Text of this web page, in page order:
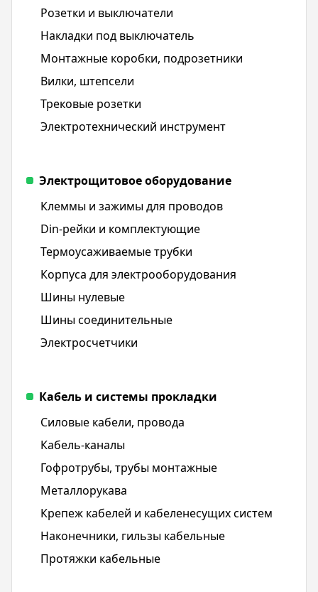
Розетки и выключатели
Накладки под выключатель
Монтажные коробки, подрозетники
Вилки, штепсели
Трековые розетки
Электротехнический инструмент
Электрощитовое оборудование
Клеммы и зажимы для проводов
Din-рейки и комплектующие
Термоусаживаемые трубки
Корпуса для электрооборудования
Шины нулевые
Шины соединительные
Электросчетчики
Кабель и системы прокладки
Силовые кабели, провода
Кабель-каналы
Гофротрубы, трубы монтажные
Металлорукава
Крепеж кабелей и кабеленесущих систем
Наконечники, гильзы кабельные
Протяжки кабельные